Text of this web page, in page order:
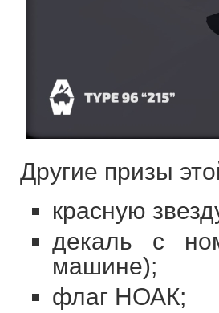
Другие призы
красную
декаль с
машине);
флаг НОАК;